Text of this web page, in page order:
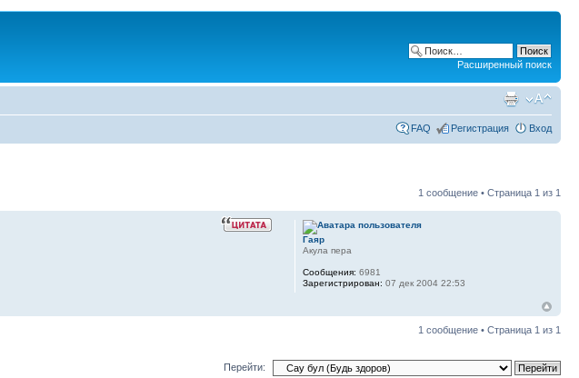
Расширенный поиск
FAQ Регистрация Вход
1 сообщение • Страница 1 из 1
Гаяр
Акула пера
Сообщения: 6981
Зарегистрирован: 07 дек 2004 22:53
1 сообщение • Страница 1 из 1
Перейти: